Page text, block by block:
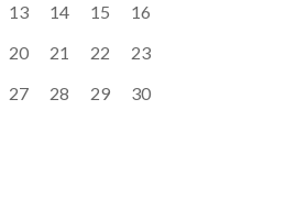
13 14 15
16
20 21 22
23
27 28 29
30